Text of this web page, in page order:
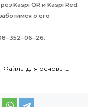
Kaspi QR и Kaspi Red.
о его
Файлы для основы L